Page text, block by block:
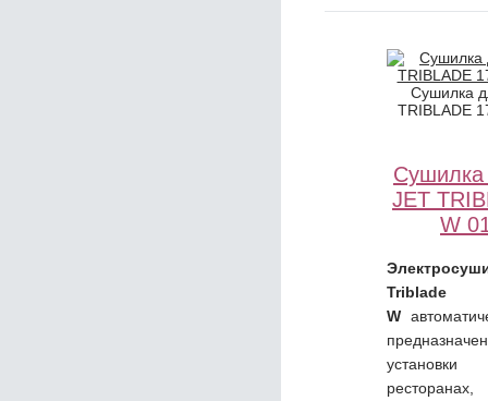
Сушилка
TRIBLADE
Сушилка
JET
W
W